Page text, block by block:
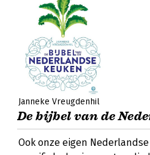
Janneke Vreugdenhil
De bijbel van de
Ook onze eigen